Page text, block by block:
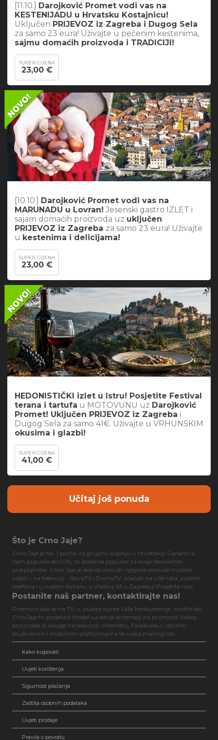
[11.10.] Darojković Promet vodi vas na
KESTENIJADU u Hrvatsku Kostajnicu!
Uključen PRIJEVOZ iz Zagreba i Dugog Sela
za samo 23 eura! Uživajte u pečenim kestenima,
sajmu domaćih proizvoda i TRADICIJI!
SUPER CIJENA
23,00 €
[10.10.]
Darojković Promet vodi vas na
MARUNADU u Lovran! Jesenski gastro IZLET i
sajam domaćih proizvoda uz uključen
PRIJEVOZ iz Zagreba za samo 23 eura! Uživajte
u kestenima i delicijama!
SUPER CIJENA
23,00 €
HEDONISTIČKI izlet u Istru! Posjetite Festival
terana i tartufa u MOTOVUNU uz Darojković
Promet! Uključen PRIJEVOZ iz Zagreba i
Dugog Sela za samo 41€. Uživajte u VRHUNSKIM
okusima i glazbi!
SUPER CIJENA
41,00 €
Učitaj još ponuda
Što je Crno Jaje?
Crno Jaje je No. 1 portal za grupnu kupnju u Hrvatskoj! Garantira
Vam popuste do 90%, te dodatne popuste za svoje Newsletter
pretplatnike. Crno Jaje je jedinstveno jer njegove ponude možete
vidjeti i na televiziji - NovaTV i DomaTV, plaćati na više rata, putem
telefona i u našem dućanu u Vlaškoj 63 u Zagrebu! Posjetite nas!
Postanite naš partner, kontaktirajte nas!
Promovirajte se na TV-u, budite ispred Vaše konkurencije, budite dio
CrnoJaje.hr projekta! Model suradnje se temelji na promociji Vašeg
proizvoda ili usluge na televiziji, internetu, Facebooku i ostalim
društvenim i mobilnim platformama te našoj mailing listi...
Kako kupovati
Uvjeti korištenja
Sigurnost plaćanja
Zaštita osobnih podataka
Uvjeti prodaje
Pravila o povratu